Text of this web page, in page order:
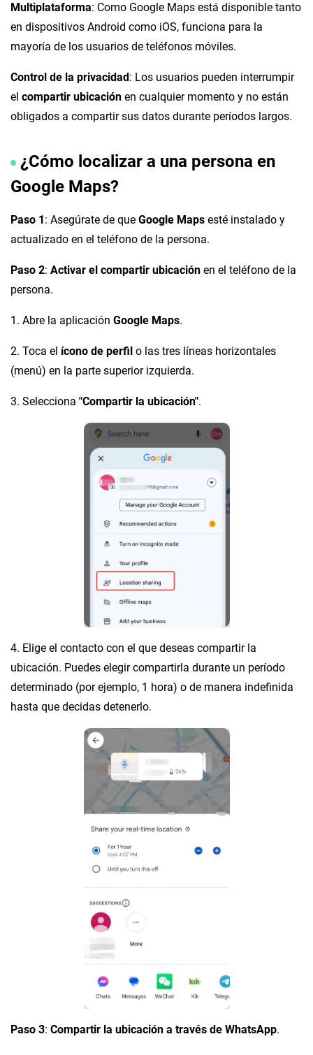
Multiplataforma: Como Google Maps está disponible tanto
en dispositivos Android como iOS, funciona para la
mayoría de los usuarios de teléfonos móviles.
Control de la privacidad : Los usuarios pueden interrumpir
el compartir ubicación en cualquier momento y no están
obligados a compartir sus datos durante períodos largos.
¿Cómo localizar a una persona en
Google Maps?
Paso 1 : Asegúrate de que Google Maps esté instalado y
actualizado en el teléfono de la persona.
Paso 2: Activar el compartir ubicación en el teléfono de la
persona.
1. Abre la aplicación Google Maps.
2. Toca el ícono de perfil o las tres líneas horizontales
(menú) en la parte superior izquierda.
3. Selecciona "Compartir la ubicación".
4. Elige el contacto con el que deseas compartir la
ubicación. Puedes elegir compartirla durante un período
determinado (por ejemplo, 1 hora) o de manera indefinida
hasta que decidas detenerlo.
Paso 3: Compartir la ubicación a través de WhatsApp.